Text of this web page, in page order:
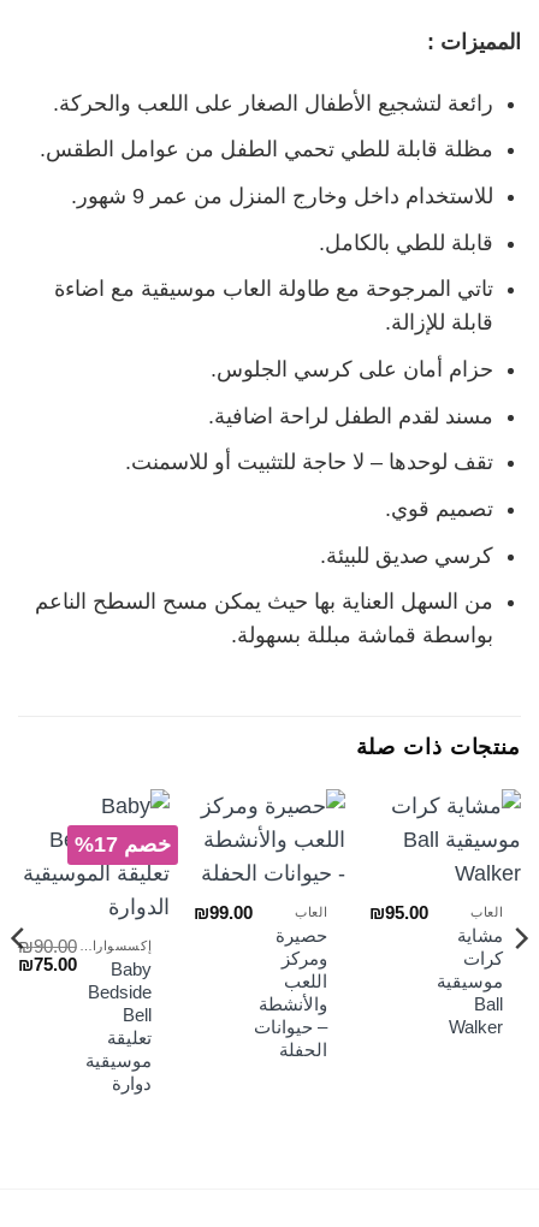
المميزات :
رائعة لتشجيع الأطفال الصغار على اللعب والحركة.
مظلة قابلة للطي تحمي الطفل من عوامل الطقس.
للاستخدام داخل وخارج المنزل من عمر 9 شهور.
قابلة للطي بالكامل.
تاتي المرجوحة مع طاولة العاب موسيقية مع اضاءة
قابلة للإزالة.
حزام أمان على كرسي الجلوس.
مسند لقدم الطفل لراحة اضافية.
تقف لوحدها – لا حاجة للتثبيت أو للاسمنت.
تصميم قوي.
كرسي صديق للبيئة.
من السهل العناية بها حيث يمكن مسح السطح الناعم
بواسطة قماشة مبللة بسهولة.
منتجات ذات صلة
العاب
مشاية
كرات
موسيقية
Ball
Walker
₪95.00 العاب
حصيرة
ومركز
اللعب
والأنشطة
– حيوانات
الحفلة
₪99.00
خصم 17%
Baby
Bedside
Bell
تعليقة
موسيقية
دوارة
₪90.00
السعر₪75.00